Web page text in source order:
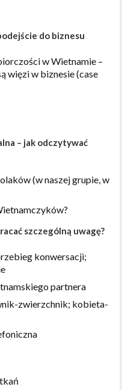
do biznesu
w Wietnamie –
więzi w biznesie (case
– jak odczytywać
(w naszej grupie, w
szczególną uwagę?
konwersacji;
partnera
zwierzchnik; kobieta-